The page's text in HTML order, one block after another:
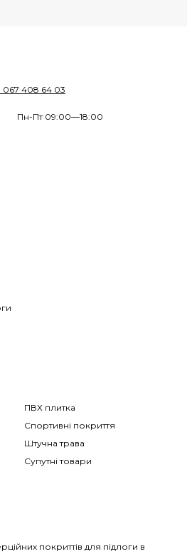
067 408 64 03
Пн-Пт 09:00—18:00
ПВХ плитка
Спортивні покриття
Штучна трава
Супутні товари
покриттів для підлоги в